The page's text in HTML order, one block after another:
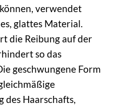
verwendet
glattes Material.
die Reibung auf der
so das
geschwungene Form
Haarschafts,